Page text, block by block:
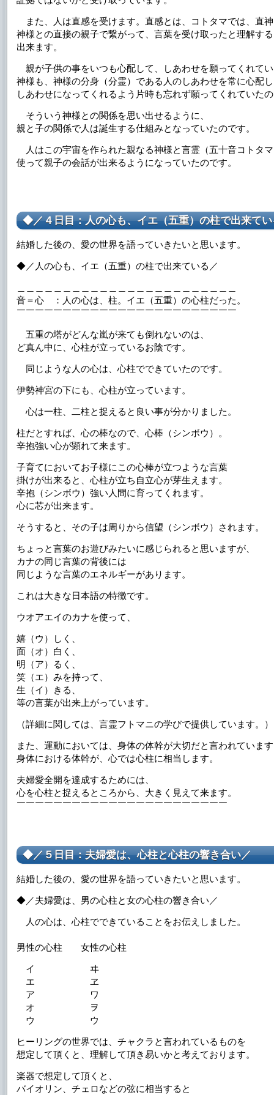
また、人は直感を受けます。直感とは、コトタマでは、直
神様との直接の親子で繋がって、言葉を受け取ったと理解す
出来ます。
親が子供の事をいつも心配して、しあわせを願ってくれて
神様も、神様の分身（分霊）である人のしあわせを常に心配
しあわせになってくれるよう片時も忘れず願ってくれていた
そういう神様との関係を思い出せるように、
親と子の関係で人は誕生する仕組みとなっていたのです。
人はこの宇宙を作られた親なる神様と言霊（五十音コトタ
使って親子の会話が出来るようになっていたのです。
◆／４日目：人の心も、イエ（五重）の柱で出来てい
結婚した後の、愛の世界を語っていきたいと思います。
◆／人の心も、イエ（五重）の柱で出来ている／
音＝心 ：人の心は、柱。イエ（五重）の心柱だった。
￣￣￣￣￣￣￣￣￣￣￣￣￣￣￣￣￣￣￣￣￣￣￣￣
五重の塔がどんな嵐が来ても倒れないのは、
ど真ん中に、心柱が立っているお陰です。
同じような人の心は、心柱でできていたのです。
伊勢神宮の下にも、心柱が立っています。
心は一柱、二柱と捉えると良い事が分かりました。
柱だとすれば、心の棒なので、心棒（シンボウ）。
辛抱強い心が顕れて来ます。
子育てにおいてお子様にこの心棒が立つような言葉
掛けが出来ると、心柱が立ち自立心が芽生えます。
辛抱（シンボウ）強い人間に育ってくれます。
心に芯が出来ます。
そうすると、その子は周りから信望（シンボウ）されます。
ちょっと言葉のお遊びみたいに感じられると思いますが、
カナの同じ言葉の背後には
同じような言葉のエネルギーがあります。
これは大きな日本語の特徴です。
ウオアエイのカナを使って、
嬉（ウ）しく、
面（オ）白く、
明（ア）るく、
笑（エ）みを持って、
生（イ）きる、
等の言葉が出来上がっています。
（詳細に関しては、言霊フトマニの学びで提供しています。）
また、運動においては、身体の体幹が大切だと言われていま
身体における体幹が、心では心柱に相当します。
夫婦愛全開を達成するためには、
心を心柱と捉えるところから、大きく見えて来ます。
￣￣￣￣￣￣￣￣￣￣￣￣￣￣￣￣￣￣￣￣￣￣￣
◆／５日目：夫婦愛は、心柱と心柱の響き合い／
結婚した後の、愛の世界を語っていきたいと思います。
◆／夫婦愛は、男の心柱と女の心柱の響き合い／
人の心は、心柱でできていることをお伝えしました。
男性の心柱 女性の心柱
イ ヰ
エ ヱ
ア ワ
オ ヲ
ウ ウ
ヒーリングの世界では、チャクラと言われているものを
想定して頂くと、理解して頂き易いかと考えております。
楽器で想定して頂くと、
バイオリン、チェロなどの弦に相当すると